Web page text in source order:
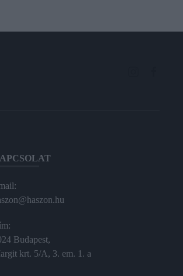
Budapest,
krt. 5/A, 3. em. 1. a